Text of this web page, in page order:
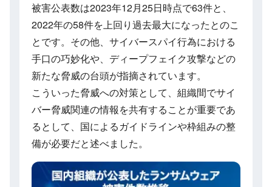
被害公表数は2023年12月25日時点で63件と、
2022年の58件を上回り過去最大になったとのこ
とです。その他、サイバースパイ行為における
手口の巧妙化や、ディープフェイク攻撃などの
新たな脅威の台頭が指摘されています。
こういった脅威への対策として、組織間でサイ
バー脅威関連の情報を共有することが重要であ
るとして、国によるガイドラインや枠組みの整
備が必要だと述べました。